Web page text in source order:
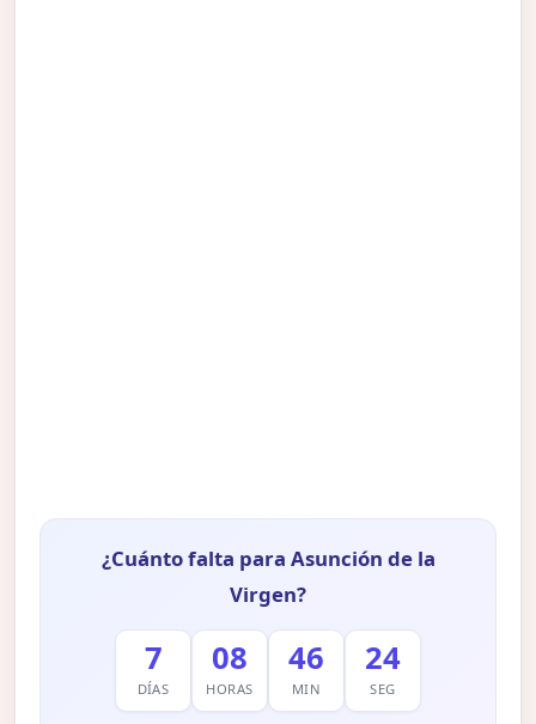
¿Cuánto falta para Asunción de la
Virgen?
7
DÍAS
08
HORAS
46
MIN
22
SEG